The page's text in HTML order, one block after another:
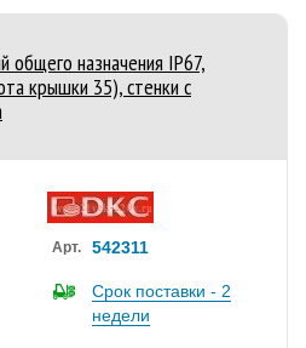
общего назначения IP67,
крышки 35), стенки с
Арт. 542311
Срок поставки - 2
недели